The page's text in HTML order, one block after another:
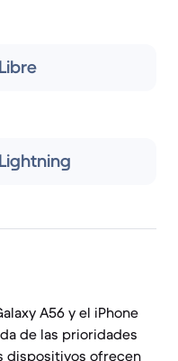
Libre
Lightning
A56 y el iPhone
de las prioridades
dispositivos ofrecen